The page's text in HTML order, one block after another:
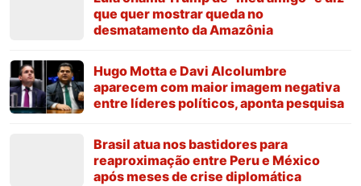
que quer mostrar queda no
desmatamento da Amazônia
Hugo Motta e Davi Alcolumbre
aparecem com maior imagem negativa
entre líderes políticos, aponta pesquisa
Brasil atua nos bastidores para
reaproximação entre Peru e México
após meses de crise diplomática